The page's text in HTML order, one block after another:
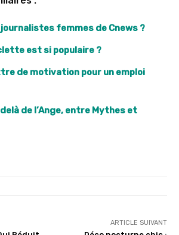
femmes de Cnews ?
est si populaire ?
de motivation pour un emploi
de l’Ange, entre Mythes et
ARTICLE SUIVANT